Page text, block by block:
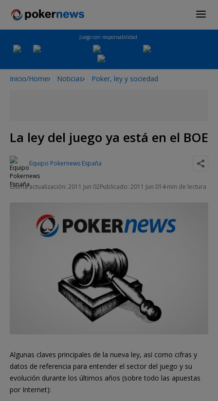
Juego con responsabilidad.
Inicio/Home Noticias Poker, ley y sociedad
La ley del juego ya está en el BOE
Equipo Pokernews España
Última actualización: 2011 Jun 02Publicado: 2011 Jun 01 4 min de lectura
Algunas claves principales de la nueva ley, así como cifras y
datos de referencia para entender el sector del juego y su
evolución durante los últimos años (sobre todo las apuestas
por Internet):